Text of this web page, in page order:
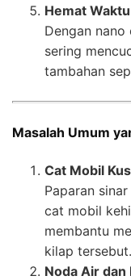
Hemat
Dengan
sering
tambahan
Masalah Umum
Cat Mobil
Paparan
cat mobil
membantu
kilap tersebut.
Noda Air dan